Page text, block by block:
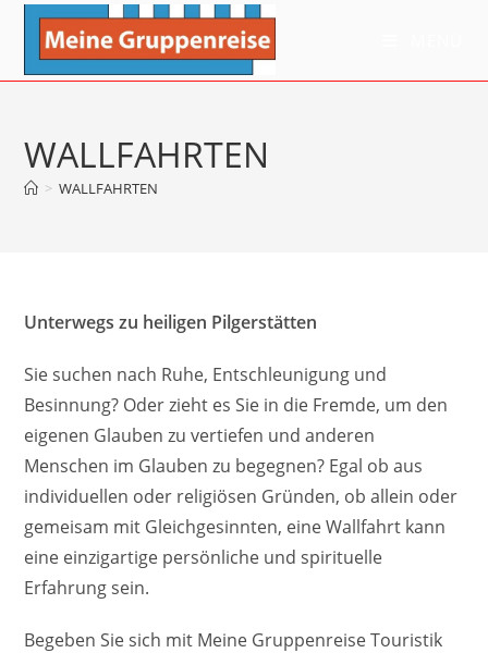
springen
WALLFAHRTEN
> WALLFAHRTEN
Unterwegs zu heiligen Pilgerstätten
Sie suchen nach Ruhe, Entschleunigung und
Besinnung? Oder zieht es Sie in die Fremde, um den
eigenen Glauben zu vertiefen und anderen
Menschen im Glauben zu begegnen? Egal ob aus
individuellen oder religiösen Gründen, ob allein oder
gemeisam mit Gleichgesinnten, eine Wallfahrt kann
eine einzigartige persönliche und spirituelle
Erfahrung sein.
Begeben Sie sich mit Meine Gruppenreise Touristik